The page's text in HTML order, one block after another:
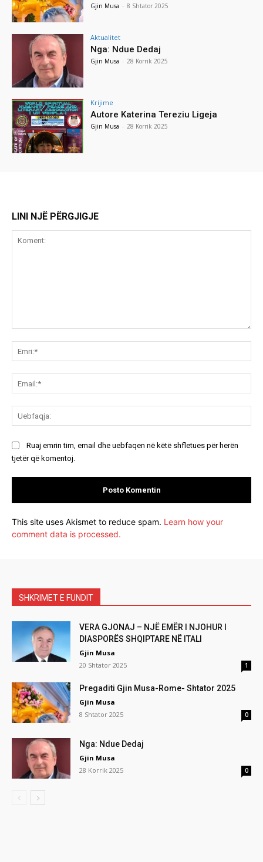
Gjin Musa - 8 Shtator 2025
Aktualitet
Nga: Ndue Dedaj
Gjin Musa - 28 Korrik 2025
Krijime
Autore Katerina Tereziu Ligeja
Gjin Musa - 28 Korrik 2025
LINI NJË PËRGJIGJE
Ruaj emrin tim, email dhe uebfaqen në këtë shfletues për herën
tjetër që komentoj.
This site uses Akismet to reduce spam. Learn how your
comment data is processed.
SHKRIMET E FUNDIT
VERA GJONAJ – NJË EMËR I NJOHUR I
DIASPORËS SHQIPTARE NË ITALI
Gjin Musa
20 Shtator 2025
1
Pregaditi Gjin Musa-Rome- Shtator 2025
Gjin Musa
8 Shtator 2025
0
Nga: Ndue Dedaj
Gjin Musa
28 Korrik 2025
0